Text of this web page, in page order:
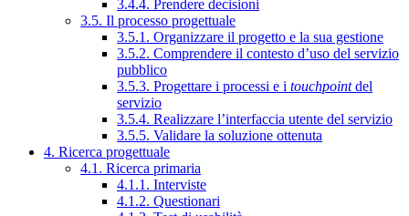
3.4.4. Prendere decisioni
3.5. Il processo progettuale
3.5.1. Organizzare il progetto e la sua gestione
3.5.2. Comprendere il contesto d’uso del servizio
pubblico
3.5.3. Progettare i processi e i touchpointdel
servizio
3.5.4. Realizzare l’interfaccia utente del servizio
3.5.5. Validare la soluzione ottenuta
4. Ricerca progettuale
4.1. Ricerca primaria
4.1.1. Interviste
4.1.2. Questionari